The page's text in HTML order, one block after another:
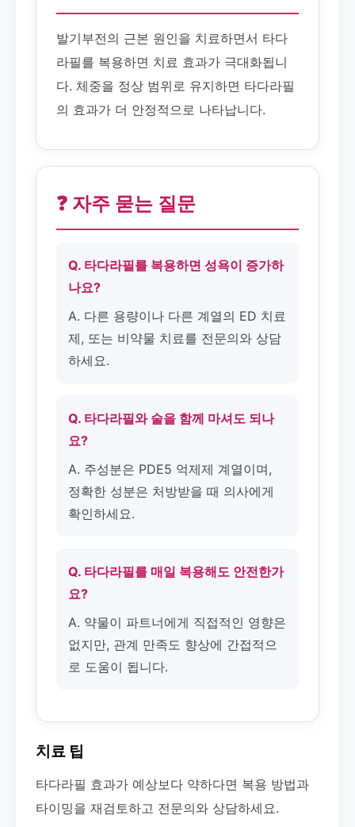
발기부전의 근본 원인을 치료하면서 타다
라필를 복용하면 치료 효과가 극대화됩니
다. 체중을 정상 범위로 유지하면 타다라필
의 효과가 더 안정적으로 나타납니다.
❓ 자주 묻는 질문
Q. 타다라필를 복용하면 성욕이 증가하
나요?
A. 다른 용량이나 다른 계열의 ED 치료
제, 또는 비약물 치료를 전문의와 상담
하세요.
Q. 타다라필와 술을 함께 마셔도 되나
요?
A. 주성분은 PDE5 억제제 계열이며,
정확한 성분은 처방받을 때 의사에게
확인하세요.
Q. 타다라필를 매일 복용해도 안전한가
요?
A. 약물이 파트너에게 직접적인 영향은
없지만, 관계 만족도 향상에 간접적으
로 도움이 됩니다.
치료 팁
타다라필 효과가 예상보다 약하다면 복용 방법과
타이밍을 재검토하고 전문의와 상담하세요.